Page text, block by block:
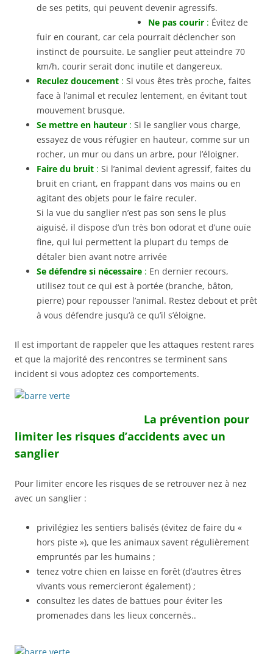
de ses petits, qui peuvent devenir agressifs.
Ne pas courir : Évitez de
fuir en courant, car cela pourrait déclencher son
instinct de poursuite. Le sanglier peut atteindre 70
km/h, courir serait donc inutile et dangereux.
Reculez doucement : Si vous êtes très proche, faites
face à l’animal et reculez lentement, en évitant tout
mouvement brusque.
Se mettre en hauteur : Si le sanglier vous charge,
essayez de vous réfugier en hauteur, comme sur un
rocher, un mur ou dans un arbre, pour l’éloigner.
Faire du bruit : Si l’animal devient agressif, faites du
bruit en criant, en frappant dans vos mains ou en
agitant des objets pour le faire reculer.
Si la vue du sanglier n’est pas son sens le plus
aiguisé, il dispose d’un très bon odorat et d’une ouïe
fine, qui lui permettent la plupart du temps de
détaler bien avant notre arrivée
Se défendre si nécessaire : En dernier recours,
utilisez tout ce qui est à portée (branche, bâton,
pierre) pour repousser l’animal. Restez debout et prêt
à vous défendre jusqu’à ce qu’il s’éloigne.
Il est important de rappeler que les attaques restent rares
et que la majorité des rencontres se terminent sans
incident si vous adoptez ces comportements.
La prévention pour
limiter les risques d’accidents avec un
sanglier
Pour limiter encore les risques de se retrouver nez à nez
avec un sanglier :
privilégiez les sentiers balisés (évitez de faire du «
hors piste »), que les animaux savent régulièrement
empruntés par les humains ;
tenez votre chien en laisse en forêt (d’autres êtres
vivants vous remercieront également) ;
consultez les dates de battues pour éviter les
promenades dans les lieux concernés..